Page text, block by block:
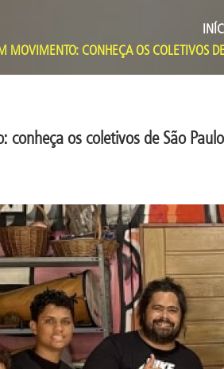
MOVIMENTO: CONHEÇA OS COLETIVOS
os coletivos de São